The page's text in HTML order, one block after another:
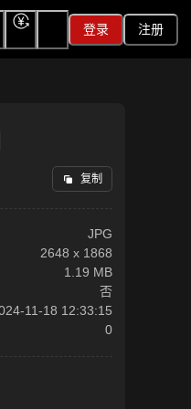
登录 注册
复制
JPG
2648 x 1868
1.19 MB
否
11-18 12:33:15
0